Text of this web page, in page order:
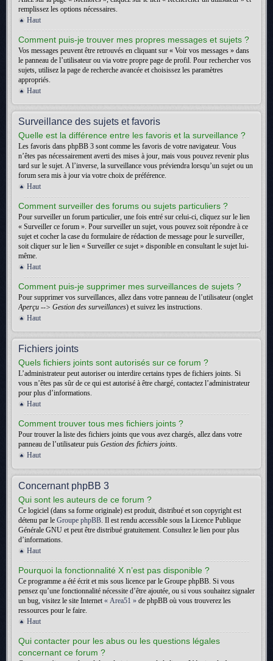
remplissez les options nécessaires.
Haut
Comment puis-je trouver mes propres messages et sujets ?
Vos messages peuvent être retrouvés en cliquant sur « Voir vos messages » dans
le panneau de l’utilisateur ou via votre propre page de profil. Pour rechercher vos
sujets, utilisez la page de recherche avancée et choisissez les paramètres
appropriés.
Haut
Surveillance des sujets et favoris
Quelle est la différence entre les favoris et la surveillance ?
Les favoris dans phpBB 3 sont comme les favoris de votre navigateur. Vous
n’êtes pas nécessairement averti des mises à jour, mais vous pouvez revenir plus
tard sur le sujet. A l’inverse, la surveillance vous préviendra lorsqu’un sujet ou un
forum sera mis à jour via votre choix de préférence.
Haut
Comment surveiller des forums ou sujets particuliers ?
Pour surveiller un forum particulier, une fois entré sur celui-ci, cliquez sur le lien
« Surveiller ce forum ». Pour surveiller un sujet, vous pouvez soit répondre à ce
sujet et cocher la case du formulaire de rédaction de message pour le surveiller,
soit cliquer sur le lien « Surveiller ce sujet » disponible en consultant le sujet lui-
même.
Haut
Comment puis-je supprimer mes surveillances de sujets ?
Pour supprimer vos surveillances, allez dans votre panneau de l’utilisateur (onglet
Aperçu --> Gestion des surveillances) et suivez les instructions.
Haut
Fichiers joints
Quels fichiers joints sont autorisés sur ce forum ?
L’administrateur peut autoriser ou interdire certains types de fichiers joints. Si
vous n’êtes pas sûr de ce qui est autorisé à être chargé, contactez l’administrateur
pour plus d’informations.
Haut
Comment trouver tous mes fichiers joints ?
Pour trouver la liste des fichiers joints que vous avez chargés, allez dans votre
panneau de l’utilisateur puis Gestion des fichiers joints.
Haut
Concernant phpBB 3
Qui sont les auteurs de ce forum ?
Ce logiciel (dans sa forme originale) est produit, distribué et son copyright est
détenu par le Groupe phpBB. Il est rendu accessible sous la Licence Publique
Générale GNU et peut être distribué gratuitement. Consultez le lien pour plus
d’informations.
Haut
Pourquoi la fonctionnalité X n’est pas disponible ?
Ce programme a été écrit et mis sous licence par le Groupe phpBB. Si vous
pensez qu’une fonctionnalité nécessite d’être ajoutée, ou si vous souhaitez signaler
un bug, visitez le site Internet« Area51 » de phpBB où vous trouverez les
ressources pour le faire.
Haut
Qui contacter pour les abus ou les questions légales
concernant ce forum ?